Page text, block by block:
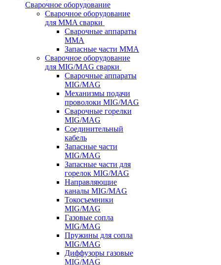
Сварочное оборудование
Сварочное оборудование
для MMA сварки
Сварочные аппараты
MMA
Запасные части MMA
Сварочное оборудование
для MIG/MAG сварки
Сварочные аппараты
MIG/MAG
Механизмы подачи
проволоки MIG/MAG
Сварочные горелки
MIG/MAG
Соединительный
кабель
Запасные части
MIG/MAG
Запасные части для
горелок MIG/MAG
Направляющие
каналы MIG/MAG
Токосъемники
MIG/MAG
Газовые сопла
MIG/MAG
Пружины для сопла
MIG/MAG
Диффузоры газовые
MIG/MAG